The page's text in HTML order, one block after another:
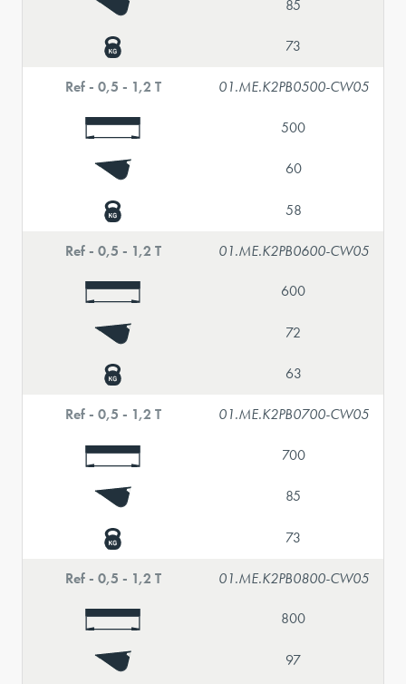
85
73
Ref - 0,5 - 1,2 T 01.ME.K2PB0500-CW05
500
60
58
Ref - 0,5 - 1,2 T 01.ME.K2PB0600-CW05
600
72
63
Ref - 0,5 - 1,2 T 01.ME.K2PB0700-CW05
700
85
73
Ref - 0,5 - 1,2 T 01.ME.K2PB0800-CW05
800
97